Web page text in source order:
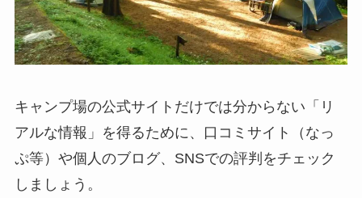
キャンプ場の公式サイトだけでは分からない「リ
アルな情報」を得るために、口コミサイト（なっ
ぷ等）や個人のブログ、SNSでの評判をチェック
しましょう。